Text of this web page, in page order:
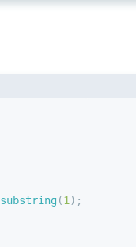
substring(1 );